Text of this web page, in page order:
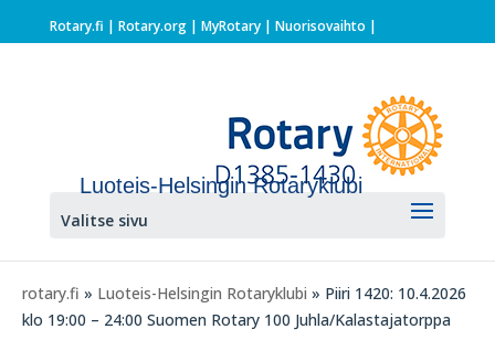
Rotary.fi | Rotary.org| MyRotary | Nuorisovaihto |
Luoteis-Helsingin Rotaryklubi
Valitse sivu
rotary.fi » Luoteis-Helsingin Rotaryklubi » Piiri 1420: 10.4.2026
klo 19:00 – 24:00 Suomen Rotary 100 Juhla/Kalastajatorppa